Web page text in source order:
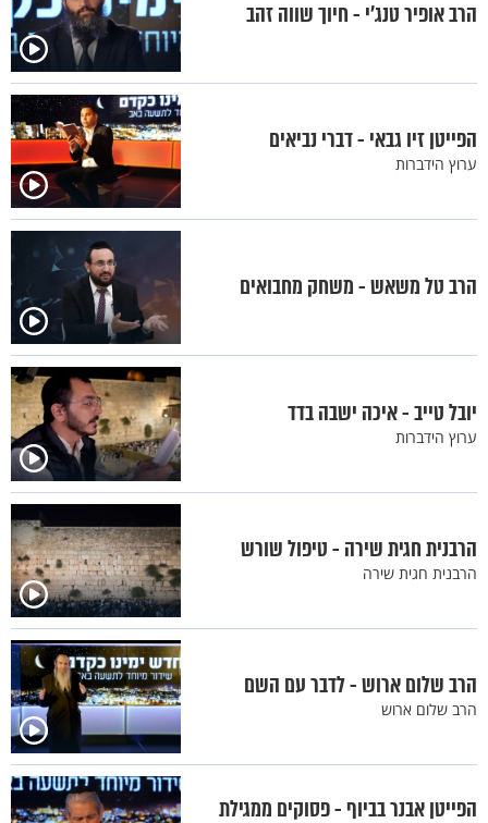
הרב אופיר טנג’י - חיוך שווה זהב
הפייטן זיו גבאי - דברי נביאים
ערוץ הידברות
הרב טל משאש - משחק מחבואים
יובל טייב - איכה ישבה בדד
ערוץ הידברות
הרבנית חגית שירה - טיפול שורש
הרבנית חגית שירה
הרב שלום ארוש - לדבר עם השם
הרב שלום ארוש
הפייטן אבנר בביוף - פסוקים ממגילת